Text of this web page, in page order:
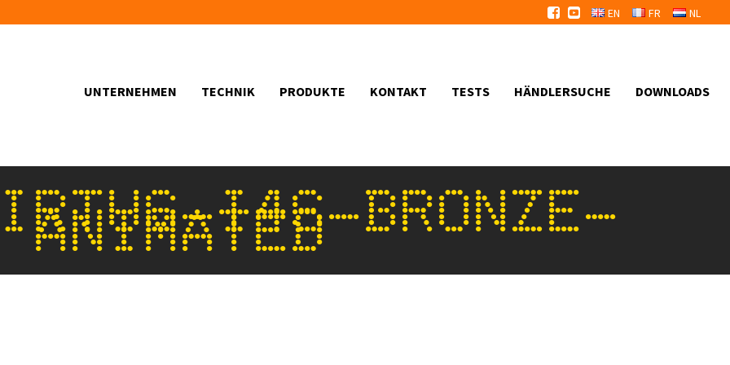
EN FR NL
UNTERNEHMEN TECHNIK PRODUKTE KONTAKT TESTS HÄNDLERSUCHE DOWNLOADS
I4S-BRONZE-
ANIMATED